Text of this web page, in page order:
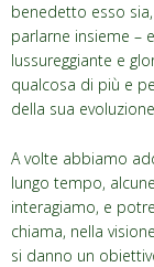
benedetto esso
parlarne insieme –
lussureggiante e
qualcosa di più e
della sua
A volte abbiamo
lungo tempo,
interagiamo, e
chiama, nella
si danno un